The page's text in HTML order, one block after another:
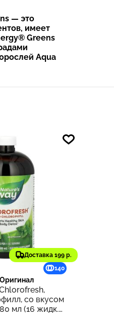
— это
имеет
® Greens
Aqua
Доставка 199 р.
140
Оригинал
со вкусом
мл (16 жидк.